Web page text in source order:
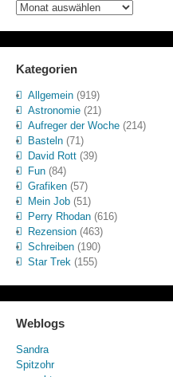
Archiv
Kategorien
Allgemein(919)
Astronomie(21)
Aufreger der Woche(214)
Basteln(71)
David Rott(39)
Fun(84)
Grafiken(57)
Mein Job(51)
Perry Rhodan(616)
Rezension(463)
Schreiben(190)
Star Trek(155)
Weblogs
Sandra
Spitzohr